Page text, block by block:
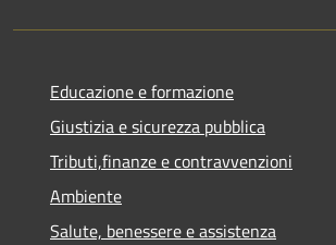
Educazione e formazione
Giustizia e sicurezza pubblica
Tributi,finanze e contravvenzioni
Ambiente
Salute, benessere e assistenza